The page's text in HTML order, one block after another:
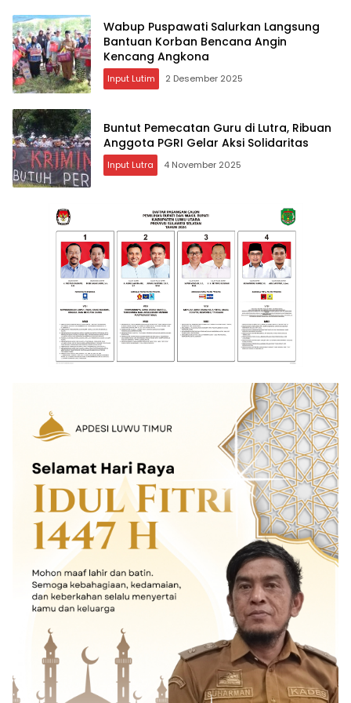
Wabup Puspawati Salurkan Langsung
Bantuan Korban Bencana Angin
Kencang Angkona ‎
Input Lutim 2 Desember 2025
Buntut Pemecatan Guru di Lutra, Ribuan
Anggota PGRI Gelar Aksi Solidaritas
Input Lutra 4 November 2025